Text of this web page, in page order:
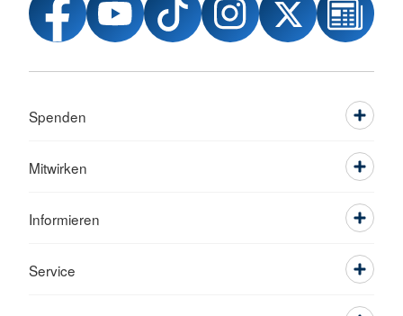
Spenden
Mitwirken
Informieren
Service